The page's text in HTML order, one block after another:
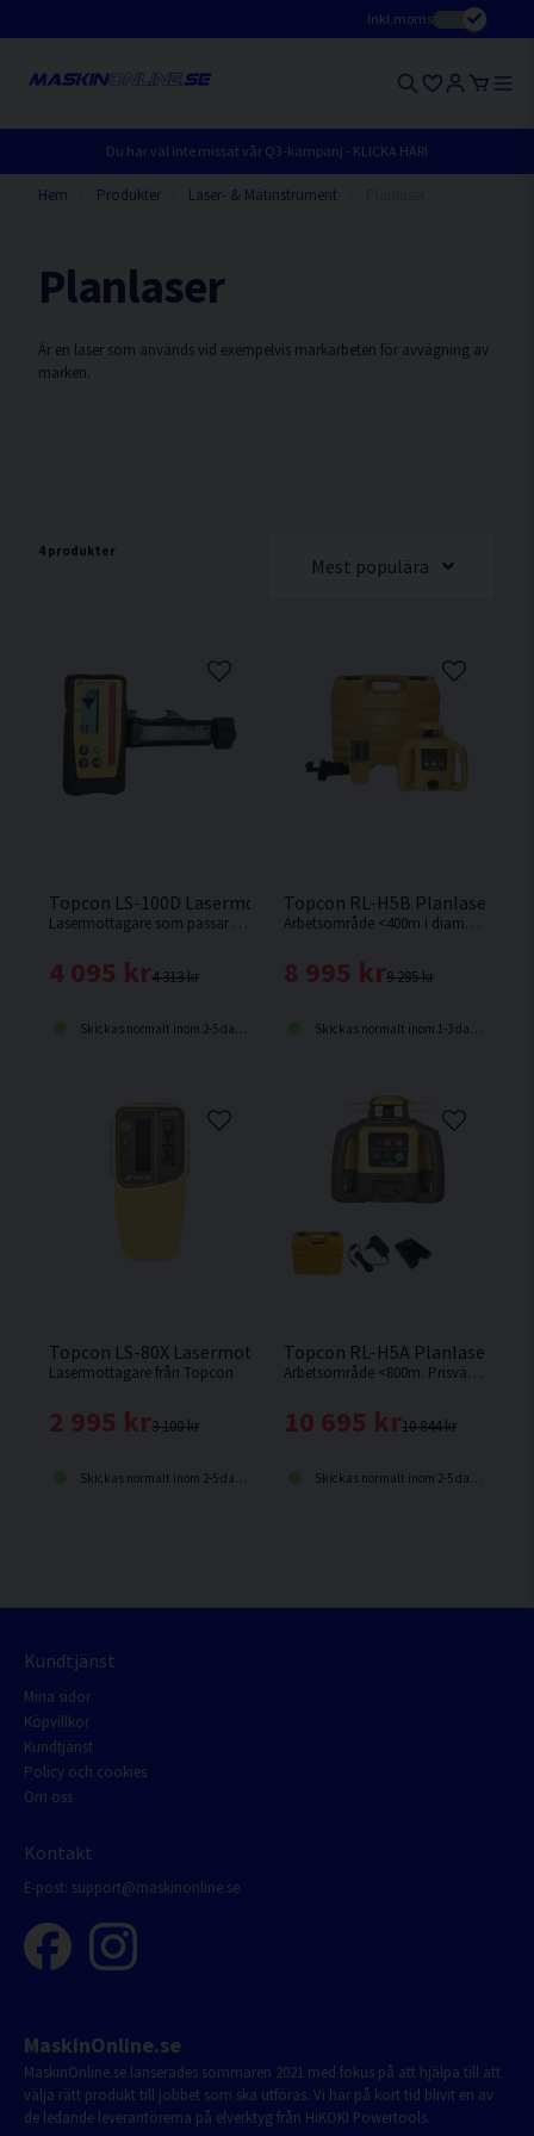
Inkl.moms
Du har väl inte missat vår Q3-kampanj - KLICKA HÄR!
Hem Produkter Laser- & Mätinstrument
Planlaser
Är en laser som används vid exempelvis markarbeten för avvägning av
marken.
4 produkter
Mest populära
Topcon LS-100D Lasermottagare
Lasermottagare som passar följande modeller från Topcon RL-H5A, RL-H4C, RL-SV2S och RL-200S.
4 313 kr
4 095 kr
Skickas normalt inom 2-5 dagar
Topcon RL-H5B Planlaser
Arbetsområde <400m i diameter. Snabba självnivelleringsmotorer sparar tid vid uppställning och erbjuder hög kvalitet på noggrannheten. Även kallad rotationslaser.
9 295 kr
8 995 kr
Skickas normalt inom 1-3 dagar
Topcon LS-80X Lasermottagare
Lasermottagare från Topcon
3 100 kr
2 995 kr
Skickas normalt inom 2-5 dagar
Topcon RL-H5A Planlaser
Arbetsområde <800m. Prisvärd planlaser med lutningsfuktion från Topcon. Även kallad rotationslaser.
10 844 kr
10 695 kr
Skickas normalt inom 2-5 dagar
Kundtjänst
Mina sidor
Köpvillkor
Kundtjänst
Policy och cookies
Om oss
Kontakt
E-post: support@maskinonline.se
MaskinOnline.se
MaskinOnline.se lanserades sommaren 2021 med fokus på att hjälpa till att
välja rätt produkt till jobbet som ska utföras. Vi har på kort tid blivit en av
de ledande leverantörerna på elverktyg från HiKOKI Powertools.